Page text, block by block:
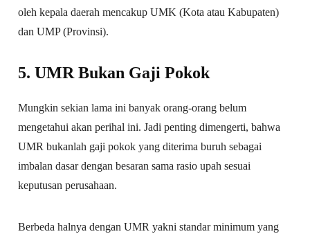
oleh kepala daerah mencakup UMK (Kota atau Kabupaten)
dan UMP (Provinsi).
5. UMR Bukan Gaji Pokok
Mungkin sekian lama ini banyak orang-orang belum
mengetahui akan perihal ini. Jadi penting dimengerti, bahwa
UMR bukanlah gaji pokok yang diterima buruh sebagai
imbalan dasar dengan besaran sama rasio upah sesuai
keputusan perusahaan.
Berbeda halnya dengan UMR yakni standar minimum yang